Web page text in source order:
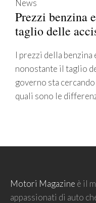
News
Prezzi benzina
taglio delle
I prezzi della
nonostante il taglio
governo sta
quali sono le
Motori Magazine è il
appassionati di auto